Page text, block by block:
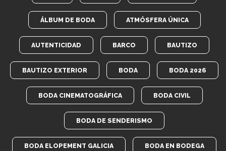
ÁLBUM DE BODA ATMÓSFERA ÚNICA
AUTENTICIDAD BARCO BAUTIZO
BAUTIZO EXTERIOR BODA BODA 2026
BODA CINEMATOGRÁFICA BODA CIVIL
BODA DE SENDERISMO
BODA ELOPEMENT GALICIA BODA EN BODEGA